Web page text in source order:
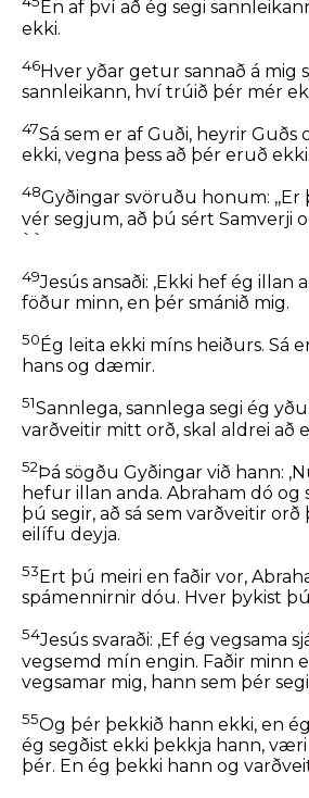
En af því að ég segi
ekki.
46Hver yðar getur sannað á mig
sannleikann, hví trúið þér mér
47Sá sem er af Guði, heyrir Guðs
ekki, vegna þess að þér eruð
48Gyðingar svöruðu honum: ,,Er
vér segjum, að þú sért Samverji
``
49Jesús ansaði: ,Ekki hef ég illan
föður minn, en þér smánið mig.
50 Ég leita ekki míns heiðurs. Sá
hans og dæmir.
51Sannlega, sannlega segi ég
varðveitir mitt orð, skal aldrei að
52Þá sögðu Gyðingar við hann:
hefur illan anda. Abraham dó og
þú segir, að sá sem varðveitir
eilífu deyja.
53 Ert þú meiri en faðir vor,
spámennirnir dóu. Hver þykist
54Jesús svaraði: ,Ef ég vegsama
vegsemd mín engin. Faðir minn
vegsamar mig, hann sem þér
55Og þér þekkið hann ekki, en
ég segðist ekki þekkja hann, væri
þér. En ég þekki hann og